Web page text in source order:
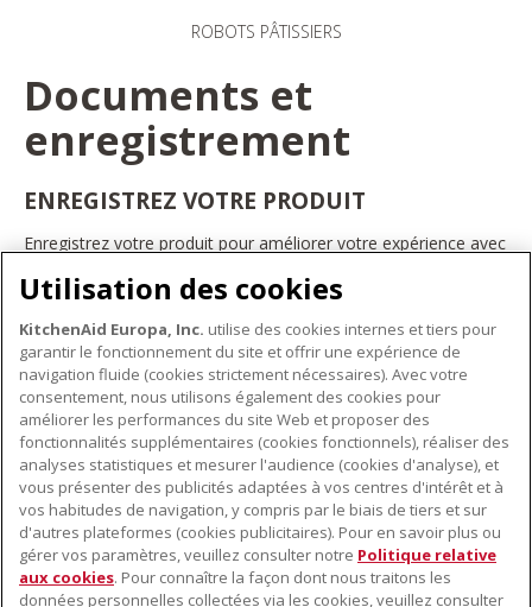
ROBOTS PÂTISSIERS
Documents et
enregistrement
ENREGISTREZ VOTRE PRODUIT
Enregistrez votre produit pour améliorer votre expérience avec
bénéficier d'offres et de promotions exclusives, recevoir des
conseils et des astuces, et bien plus encore.
INSCRIVEZ-VOUS DÈS À PRÉSENT
À PROPOS DE KITCHENAID
À propos de KitchenAid
Histoire de la marque
Communiqués de presse
ODR
NOS PRODUITS
Petits électroménagers
Matériel de cuisine
SERVICE CLIENT
Utilisation des cookies
KitchenAid Europa, Inc. utilise des cookies internes et tiers pour
garantir le fonctionnement du site et offrir une expérience de
navigation fluide (cookies strictement nécessaires). Avec votre
consentement, nous utilisons également des cookies pour
améliorer les performances du site Web et proposer des
fonctionnalités supplémentaires (cookies fonctionnels), réaliser des
analyses statistiques et mesurer l'audience (cookies d'analyse), et
vous présenter des publicités adaptées à vos centres d'intérêt et à
vos habitudes de navigation, y compris par le biais de tiers et sur
d'autres plateformes (cookies publicitaires). Pour en savoir plus ou
gérer vos paramètres, veuillez consulter notre Politique relative
aux cookies. Pour connaître la façon dont nous traitons les
données personnelles collectées via les cookies, veuillez consulter